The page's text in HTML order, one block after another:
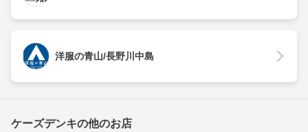
洋服の青山/長野川中島
ケーズデンキの他のお店